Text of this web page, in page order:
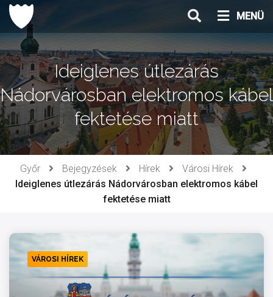
Ugrás
tartalomhoz
MENÜ
Ideiglenes útlezárás
Nádorvárosban elektromos kábel
fektetése miatt
Győr Bejegyzések Hírek
Városi Hírek
Ideiglenes útlezárás Nádorvárosban elektromos kábel
fektetése miatt
VÁROSI HÍREK